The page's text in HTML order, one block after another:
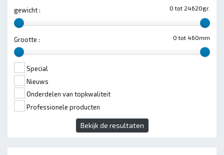
0 tot 24620gr.
gewicht :
0 tot 460mm
Grootte :
Special
Nieuws
Onderdelen van topkwaliteit
Professionele producten
Bekijk de resultaten